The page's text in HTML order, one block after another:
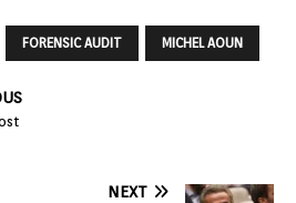
FORENSIC AUDIT MICHEL AOUN
NEXT